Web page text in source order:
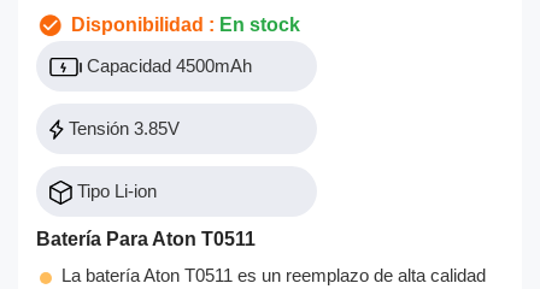
Disponibilidad : En stock
Capacidad 4500mAh
Tensión 3.85V
Tipo Li-ion
Batería Para Aton T0511
La batería Aton T0511 es un reemplazo de alta calidad